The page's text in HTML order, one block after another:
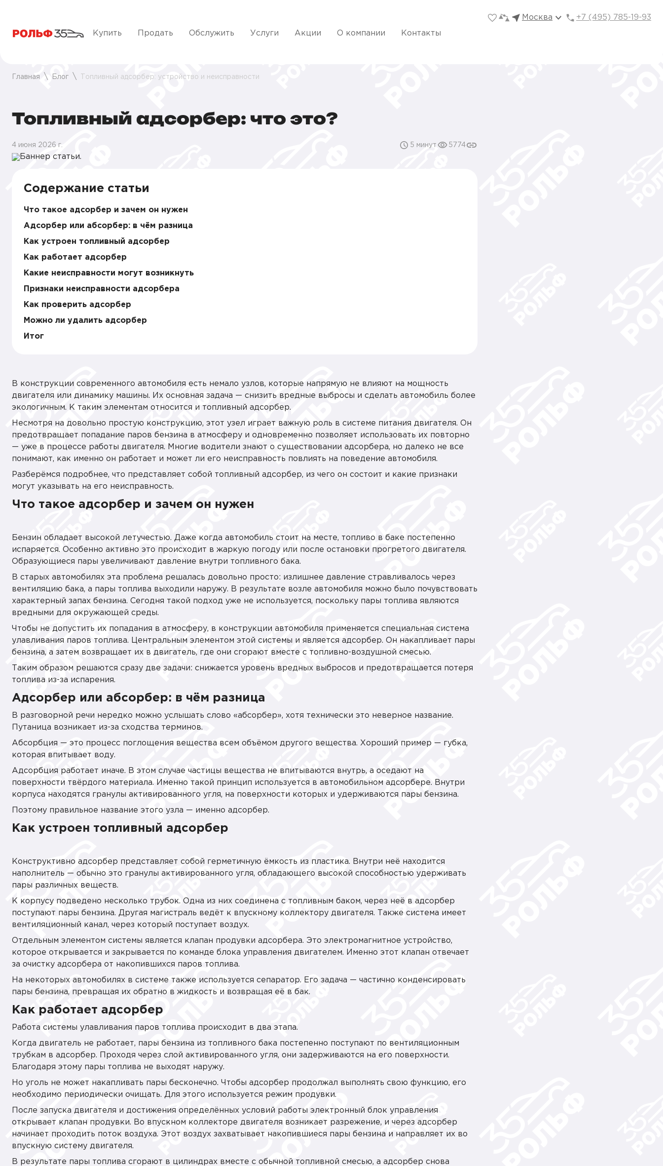
Москва +7 (495) 785-19-93
Купить Продать Обслужить Услуги Акции О компании Контакты
Главная Блог Топливный адсорбер: устройство и неисправности
Топливный адсорбер: что это?
4 июня 2026 г. 5 минут 5774
Содержание статьи
Что такое адсорбер и зачем он нужен
Адсорбер или абсорбер: в чём разница
Как устроен топливный адсорбер
Как работает адсорбер
Какие неисправности могут возникнуть
Признаки неисправности адсорбера
Как проверить адсорбер
Можно ли удалить адсорбер
Итог
В конструкции современного автомобиля есть немало узлов, которые напрямую не влияют на мощность
двигателя или динамику машины. Их основная задача — снизить вредные выбросы и сделать автомобиль более
экологичным. К таким элементам относится и топливный адсорбер.
Несмотря на довольно простую конструкцию, этот узел играет важную роль в системе питания двигателя. Он
предотвращает попадание паров бензина в атмосферу и одновременно позволяет использовать их повторно
— уже в процессе работы двигателя. Многие водители знают о существовании адсорбера, но далеко не все
понимают, как именно он работает и может ли его неисправность повлиять на поведение автомобиля.
Разберёмся подробнее, что представляет собой топливный адсорбер, из чего он состоит и какие признаки
могут указывать на его неисправность.
Что такое адсорбер и зачем он нужен
Бензин обладает высокой летучестью. Даже когда автомобиль стоит на месте, топливо в баке постепенно
испаряется. Особенно активно это происходит в жаркую погоду или после остановки прогретого двигателя.
Образующиеся пары увеличивают давление внутри топливного бака.
В старых автомобилях эта проблема решалась довольно просто: излишнее давление стравливалось через
вентиляцию бака, а пары топлива выходили наружу. В результате возле автомобиля можно было почувствовать
характерный запах бензина. Сегодня такой подход уже не используется, поскольку пары топлива являются
вредными для окружающей среды.
Чтобы не допустить их попадания в атмосферу, в конструкции автомобиля применяется специальная система
улавливания паров топлива. Центральным элементом этой системы и является адсорбер. Он накапливает пары
бензина, а затем возвращает их в двигатель, где они сгорают вместе с топливно-воздушной смесью.
Таким образом решаются сразу две задачи: снижается уровень вредных выбросов и предотвращается потеря
топлива из-за испарения.
Адсорбер или абсорбер: в чём разница
В разговорной речи нередко можно услышать слово «абсорбер», хотя технически это неверное название.
Путаница возникает из-за сходства терминов.
Абсорбция — это процесс поглощения вещества всем объёмом другого вещества. Хороший пример — губка,
которая впитывает воду.
Адсорбция работает иначе. В этом случае частицы вещества не впитываются внутрь, а оседают на
поверхности твёрдого материала. Именно такой принцип используется в автомобильном адсорбере. Внутри
корпуса находятся гранулы активированного угля, на поверхности которых и удерживаются пары бензина.
Поэтому правильное название этого узла — именно адсорбер.
Как устроен топливный адсорбер
Конструктивно адсорбер представляет собой герметичную ёмкость из пластика. Внутри неё находится
наполнитель — обычно это гранулы активированного угля, обладающего высокой способностью удерживать
пары различных веществ.
К корпусу подведено несколько трубок. Одна из них соединена с топливным баком, через неё в адсорбер
поступают пары бензина. Другая магистраль ведёт к впускному коллектору двигателя. Также система имеет
вентиляционный канал, через который поступает воздух.
Отдельным элементом системы является клапан продувки адсорбера. Это электромагнитное устройство,
которое открывается и закрывается по команде блока управления двигателем. Именно этот клапан отвечает
за очистку адсорбера от накопившихся паров топлива.
На некоторых автомобилях в системе также используется сепаратор. Его задача — частично конденсировать
пары бензина, превращая их обратно в жидкость и возвращая её в бак.
Как работает адсорбер
Работа системы улавливания паров топлива происходит в два этапа.
Когда двигатель не работает, пары бензина из топливного бака постепенно поступают по вентиляционным
трубкам в адсорбер. Проходя через слой активированного угля, они задерживаются на его поверхности.
Благодаря этому пары топлива не выходят наружу.
Но уголь не может накапливать пары бесконечно. Чтобы адсорбер продолжал выполнять свою функцию, его
необходимо периодически очищать. Для этого используется режим продувки.
После запуска двигателя и достижения определённых условий работы электронный блок управления
открывает клапан продувки. Во впускном коллекторе двигателя возникает разрежение, и через адсорбер
начинает проходить поток воздуха. Этот воздух захватывает накопившиеся пары бензина и направляет их во
впускную систему двигателя.
В результате пары топлива сгорают в цилиндрах вместе с обычной топливной смесью, а адсорбер снова